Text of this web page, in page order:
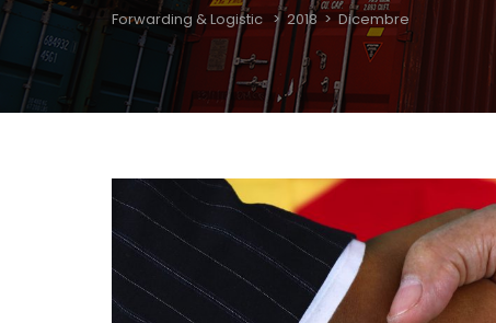
Forwarding & Logistic > 2018 > Dicembre